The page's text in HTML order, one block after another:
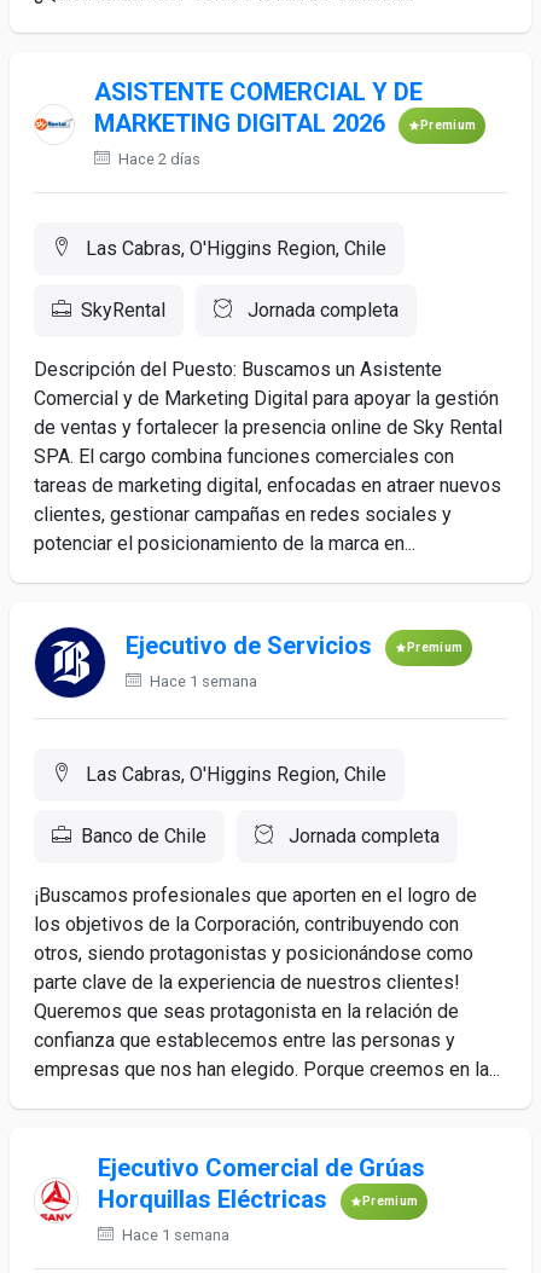
ASISTENTE COMERCIAL Y DE
MARKETING DIGITAL 2026
Premium
Hace 2 días
Las Cabras, O'Higgins Region, Chile
SkyRental Jornada completa
Descripción del Puesto: Buscamos un Asistente
Comercial y de Marketing Digital para apoyar la gestión
de ventas y fortalecer la presencia online de Sky Rental
SPA. El cargo combina funciones comerciales con
tareas de marketing digital, enfocadas en atraer nuevos
clientes, gestionar campañas en redes sociales y
potenciar el posicionamiento de la marca en...
Ejecutivo de Servicios Premium
Hace 1 semana
Las Cabras, O'Higgins Region, Chile
Banco de Chile Jornada completa
¡Buscamos profesionales que aporten en el logro de
los objetivos de la Corporación, contribuyendo con
otros, siendo protagonistas y posicionándose como
parte clave de la experiencia de nuestros clientes!
Queremos que seas protagonista en la relación de
confianza que establecemos entre las personas y
empresas que nos han elegido. Porque creemos en la...
Ejecutivo Comercial de Grúas
Horquillas Eléctricas
Premium
Hace 1 semana